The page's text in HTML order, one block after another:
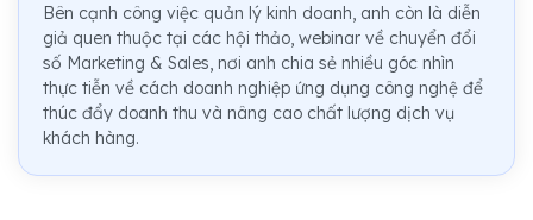
Bên cạnh công việc quản lý kinh doanh, anh còn là diễn
giả quen thuộc tại các hội thảo, webinar về chuyển đổi
số Marketing & Sales, nơi anh chia sẻ nhiều góc nhìn
thực tiễn về cách doanh nghiệp ứng dụng công nghệ để
thúc đẩy doanh thu và nâng cao chất lượng dịch vụ
khách hàng.